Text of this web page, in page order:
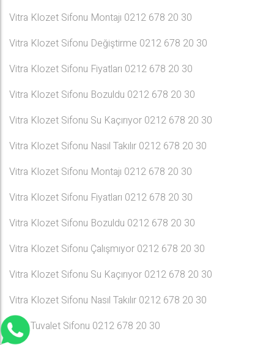
Vitra Klozet Sifonu Montajı 0212 678 20 30
Vitra Klozet Sifonu Değiştirme 0212 678 20 30
Vitra Klozet Sifonu Fiyatları 0212 678 20 30
Vitra Klozet Sifonu Bozuldu 0212 678 20 30
Vitra Klozet Sifonu Su Kaçırıyor 0212 678 20 30
Vitra Klozet Sifonu Nasıl Takılır 0212 678 20 30
Vitra Klozet Sifonu Montajı 0212 678 20 30
Vitra Klozet Sifonu Fiyatları 0212 678 20 30
Vitra Klozet Sifonu Bozuldu 0212 678 20 30
Vitra Klozet Sifonu Çalışmıyor 0212 678 20 30
Vitra Klozet Sifonu Su Kaçırıyor 0212 678 20 30
Vitra Klozet Sifonu Nasıl Takılır 0212 678 20 30
Vitra Tuvalet Sifonu 0212 678 20 30